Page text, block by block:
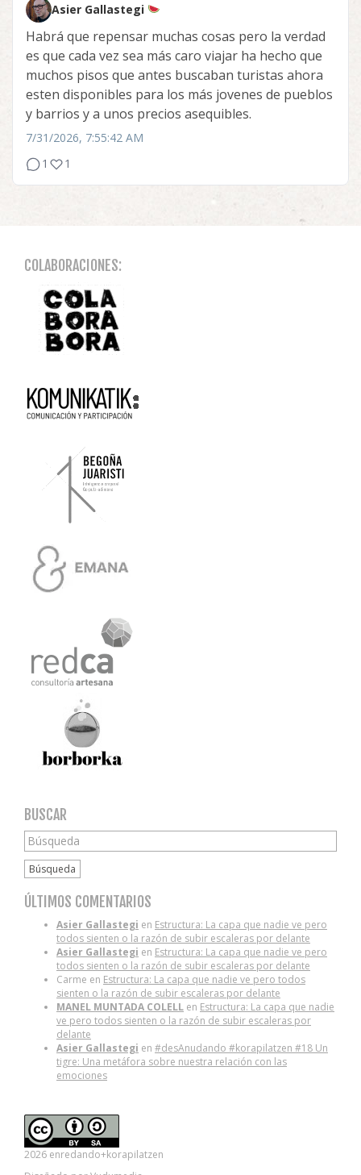
Asier Gallastegi
Habrá que repensar muchas cosas pero la verdad
es que cada vez sea más caro viajar ha hecho que
muchos pisos que antes buscaban turistas ahora
esten disponibles para los más jovenes de pueblos
y barrios y a unos precios asequibles.
7/31/2026, 7:55:42 AM
1
1
COLABORACIONES:
BUSCAR
Búsqueda
ÚLTIMOS COMENTARIOS
Asier Gallastegi en Estructura: La capa que nadie ve pero
todos sienten o la razón de subir escaleras por delante
Asier Gallastegi en Estructura: La capa que nadie ve pero
todos sienten o la razón de subir escaleras por delante
Carme en Estructura: La capa que nadie ve pero todos
sienten o la razón de subir escaleras por delante
MANEL MUNTADA COLELL en Estructura: La capa que nadie
ve pero todos sienten o la razón de subir escaleras por
delante
Asier Gallastegi en #desAnudando #korapilatzen #18 Un
tigre: Una metáfora sobre nuestra relación con las
emociones
2026 enredando+korapilatzen